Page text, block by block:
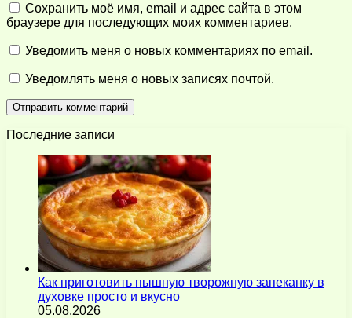
Сохранить моё имя, email и адрес сайта в этом
браузере для последующих моих комментариев.
Уведомить меня о новых комментариях по email.
Уведомлять меня о новых записях почтой.
Последние записи
Как приготовить пышную творожную запеканку в
духовке просто и вкусно
05.08.2026